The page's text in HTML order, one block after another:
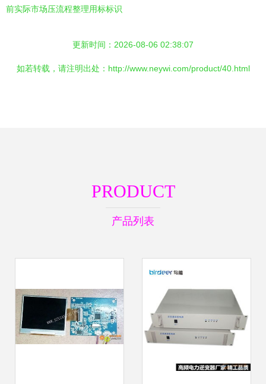
前实际市场压流程整理用标标识
更新时间：2026-08-06 02:38:07
如若转载，请注明出处：http://www.neywi.com/product/40.html
PRODUCT
产品列表